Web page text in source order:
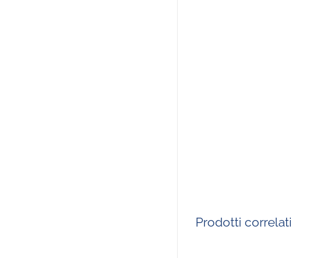
Prodotti correlati